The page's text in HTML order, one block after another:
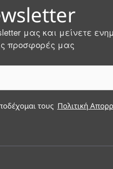
μας και μείνετε
προσφορές μας
τους Πολιτική